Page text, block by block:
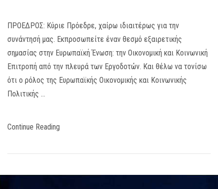
ΠΡΟΕΔΡΟΣ: Κύριε Πρόεδρε, χαίρω ιδιαιτέρως για την
συνάντησή μας. Εκπροσωπείτε έναν θεσμό εξαιρετικής
σημασίας στην Ευρωπαϊκή Ένωση: την Οικονομική και Κοινωνική
Επιτροπή από την πλευρά των Εργοδοτών. Και θέλω να τονίσω
ότι ο ρόλος της Ευρωπαϊκής Οικονομικής και Κοινωνικής
Πολιτικής …
Continue Reading